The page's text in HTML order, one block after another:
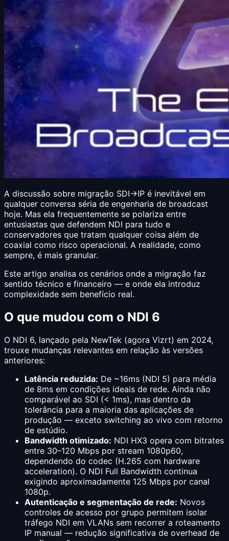
A discussão sobre migração SDI→IP é inevitável em
qualquer conversa séria de engenharia de broadcast
hoje. Mas ela frequentemente se polariza entre
entusiastas que defendem NDI para tudo e
conservadores que tratam qualquer coisa além de
coaxial como risco operacional. A realidade, como
sempre, é mais granular.
Este artigo analisa os cenários onde a migração faz
sentido técnico e financeiro — e onde ela introduz
complexidade sem benefício real.
O que mudou com o NDI 6
O NDI 6, lançado pela NewTek (agora Vizrt) em 2024,
trouxe mudanças relevantes em relação às versões
anteriores:
Latência reduzida: De ~16ms (NDI 5) para média
de 8ms em condições ideais de rede. Ainda não
comparável ao SDI (< 1ms), mas dentro da
tolerância para a maioria das aplicações de
produção — exceto switching ao vivo com retorno
de estúdio.
Bandwidth otimizado: NDI HX3 opera com bitrates
entre 30–120 Mbps por stream 1080p60,
dependendo do codec (H.265 com hardware
acceleration). O NDI Full Bandwidth continua
exigindo aproximadamente 125 Mbps por canal
1080p.
Autenticação e segmentação de rede: Novos
controles de acesso por grupo permitem isolar
tráfego NDI em VLANs sem recorrer a roteamento
IP manual — redução significativa de overhead de